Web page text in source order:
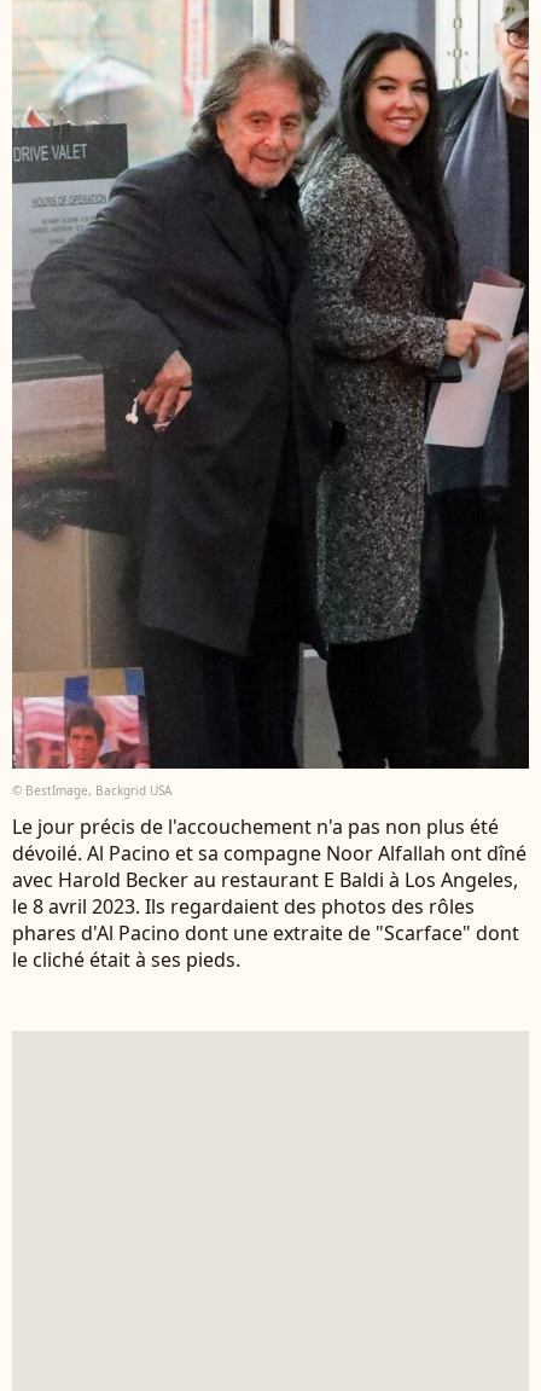
© BestImage, Backgrid USA
Le jour précis de l'accouchement n'a pas non plus été
dévoilé. Al Pacino et sa compagne Noor Alfallah ont dîné
avec Harold Becker au restaurant E Baldi à Los Angeles,
le 8 avril 2023. Ils regardaient des photos des rôles
phares d'Al Pacino dont une extraite de "Scarface" dont
le cliché était à ses pieds.